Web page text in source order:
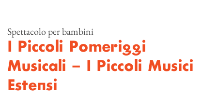
Spettacolo per bambini
I Piccoli Pomeriggi
Musicali – I Piccoli Musici
Estensi